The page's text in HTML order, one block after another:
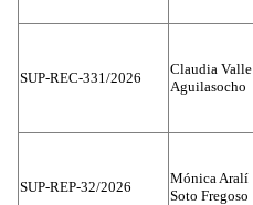
SUP-REC-331/2026
Claudia Valle
Aguilasocho
SUP-REP-32/2026
Mónica Aralí
Soto Fregoso